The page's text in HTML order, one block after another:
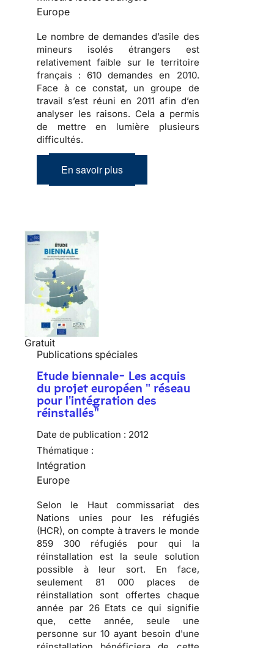
Europe
Le nombre de demandes d’asile des
mineurs isolés étrangers est
relativement faible sur le territoire
français : 610 demandes en 2010.
Face à ce constat, un groupe de
travail s’est réuni en 2011 afin d’en
analyser les raisons. Cela a permis
de mettre en lumière plusieurs
difficultés.
En savoir plus
Gratuit
Publications spéciales
Etude biennale- Les acquis
du projet européen " réseau
pour l'intégration des
réinstallés"
Date de publication : 2012
Thématique :
Intégration
Europe
Selon le Haut commissariat des
Nations unies pour les réfugiés
(HCR), on compte à travers le monde
859 300 réfugiés pour qui la
réinstallation est la seule solution
possible à leur sort. En face,
seulement 81 000 places de
réinstallation sont offertes chaque
année par 26 Etats ce qui signifie
que, cette année, seule une
personne sur 10 ayant besoin d'une